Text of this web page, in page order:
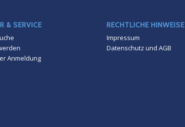
& SERVICE
Anmeldung
RECHTLICHE HINWEISE
Impressum
Datenschutz und AGB